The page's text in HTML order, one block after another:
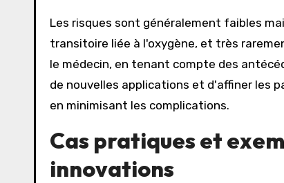
Les risques sont généralement faibles
transitoire liée à l'oxygène, et très
le médecin, en tenant compte des
de nouvelles applications et d'affiner les
en minimisant les complications.
Cas pratiques et
innovations